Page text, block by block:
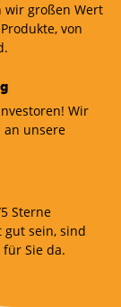
wir großen Wert
von
Wir
unsere
Sterne
gut sein, sind
Sie da.